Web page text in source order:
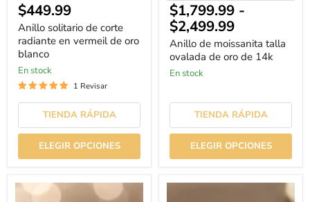
$449.99
Anillo solitario de corte
radiante en vermeil de oro
blanco
En stock
1 Revisar
TIENDA RÁPIDA
ELEGIR OPCIONES
$1,799.99 -
$2,499.99
Anillo de moissanita talla
ovalada de oro de 14k
En stock
TIENDA RÁPIDA
ELEGIR OPCIONES
Anillo
Anillo